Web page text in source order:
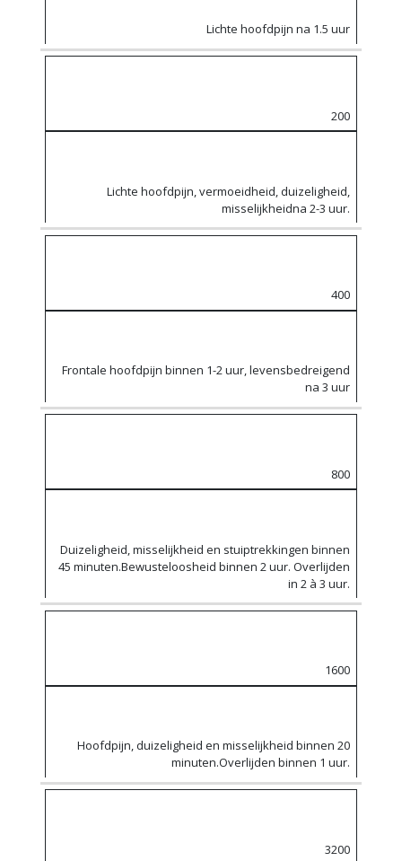
Lichte hoofdpijn na 1.5 uur
200
Lichte hoofdpijn, vermoeidheid, duizeligheid,
misselijkheidna 2-3 uur.
400
Frontale hoofdpijn binnen 1-2 uur, levensbedreigend
na 3 uur
800
Duizeligheid, misselijkheid en stuiptrekkingen binnen
45 minuten.Bewusteloosheid binnen 2 uur. Overlijden
in 2 à 3 uur.
1600
Hoofdpijn, duizeligheid en misselijkheid binnen 20
minuten.Overlijden binnen 1 uur.
3200